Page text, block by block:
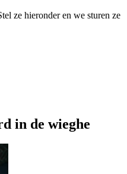
ze hieronder en we sturen ze
in de wieghe